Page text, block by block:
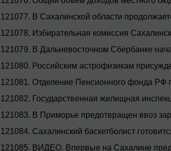
121077. В Сахалинской области
121078. Избирательная комиссия
121079. В Дальневосточном Сбербанке
121080. Российским астрофизикам
121081. Отделение Пенсионного фонда РФ
121082. Государственная жилищная
121083. В Приморье предотвращен ввоз
121084. Сахалинский баскетболист
121085. ВИДЕО. Впервые на Сахалине